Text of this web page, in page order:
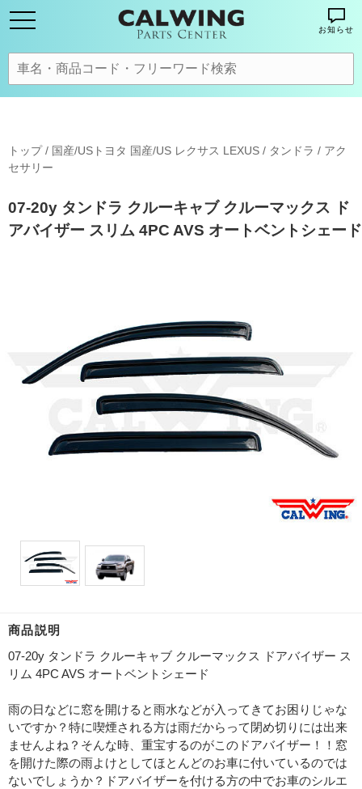
お知らせ
トップ/ 国産/USトヨタ 国産/US レクサス LEXUS / タンドラ / アク
セサリー
07-20y タンドラ クルーキャブ クルーマックス ド
アバイザー スリム 4PC AVS オートベントシェード
商品説明
07-20y タンドラ クルーキャブ クルーマックス ドアバイザー ス
リム 4PC AVS オートベントシェード
雨の日などに窓を開けると雨水などが入ってきてお困りじゃな
いですか？特に喫煙される方は雨だからって閉め切りには出来
ませんよね？そんな時、重宝するのがこのドアバイザー！！窓
を開けた際の雨よけとしてほとんどのお車に付いているのでは
ないでしょうか？ドアバイザーを付ける方の中でお車のシルエ